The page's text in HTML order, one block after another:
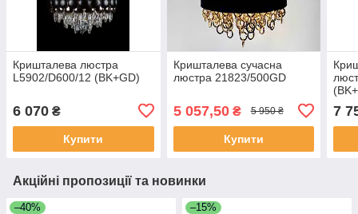
Кришталева люстра
L5902/D600/12 (BK+GD)
6 070 ₴
Купити
Кришталева сучасна
люстра 21823/500GD
5 057,50₴ 5 950 ₴
Купити
7
Акційні пропозиції та новинки
–40% –15%